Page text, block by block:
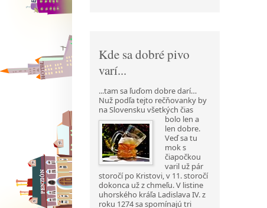
Kde sa dobré pivo
varí...
...tam sa ľuďom dobre darí…
Nuž podľa tejto rečňovanky by
na Slovensku všetkých čias
bolo len a
len dobre.
Veď sa tu
mok s
čiapočkou
varil už pár
storočí po Kristovi, v 11. storočí
dokonca už z chmeľu. V listine
uhorského kráľa Ladislava IV. z
roku 1274 sa spomínajú tri